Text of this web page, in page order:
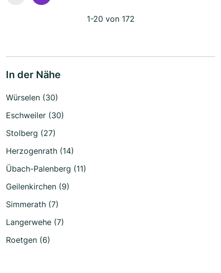
1-20 von 172
In der Nähe
Würselen (30)
Eschweiler (30)
Stolberg (27)
Herzogenrath (14)
Übach-Palenberg (11)
Geilenkirchen (9)
Simmerath (7)
Langerwehe (7)
Roetgen (6)